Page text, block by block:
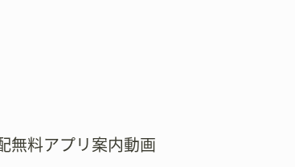
無料アプリ案内動画